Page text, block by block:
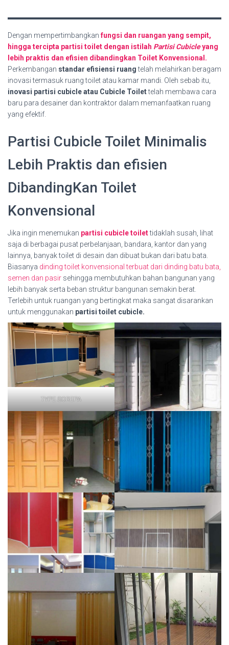
Dengan mempertimbangkanfungsi dan ruangan yang sempit,
hingga tercipta partisi toilet dengan istilah Partisi Cubicleyang
lebih praktis dan efisien dibandingkan Toilet Konvensional.
Perkembangan standar efisiensi ruangtelah melahirkan beragam
inovasi termasuk ruang toilet atau kamar mandi. Oleh sebab itu,
inovasi partisi cubicle atau Cubicle Toilettelah membawa cara
baru para desainer dan kontraktor dalam memanfaatkan ruang
yang efektif.
Partisi Cubicle Toilet Minimalis
Lebih Praktis dan efisien
DibandingKan Toilet
Konvensional
Jika ingin menemukan partisi cubicle toilettidaklah susah, lihat
saja di berbagai pusat perbelanjaan, bandara, kantor dan yang
lainnya, banyak toilet di desain dan dibuat bukan dari batu bata.
Biasanya dinding toilet konvensional terbuat dari dinding batu bata,
semen dan pasir sehingga membutuhkan bahan bangunan yang
lebih banyak serta beban struktur bangunan semakin berat.
Terlebih untuk ruangan yang bertingkat maka sangat disarankan
untuk menggunakan partisi toilet cubicle.
TYPE SOREPA